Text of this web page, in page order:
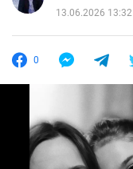
13.06.2026 13:32
0